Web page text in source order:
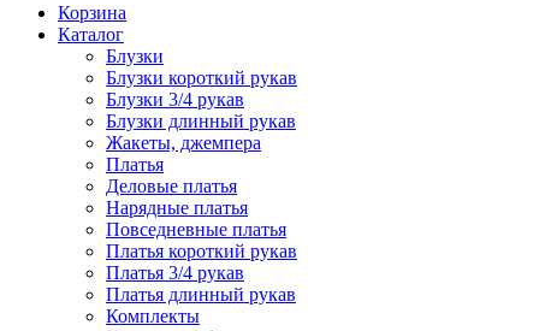
Корзина
Каталог
Блузки
Блузки короткий рукав
Блузки 3/4 рукав
Блузки длинный рукав
Жакеты, джемпера
Платья
Деловые платья
Нарядные платья
Повседневные платья
Платья короткий рукав
Платья 3/4 рукав
Платья длинный рукав
Комплекты